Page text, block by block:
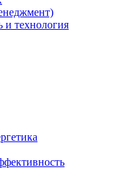
технология